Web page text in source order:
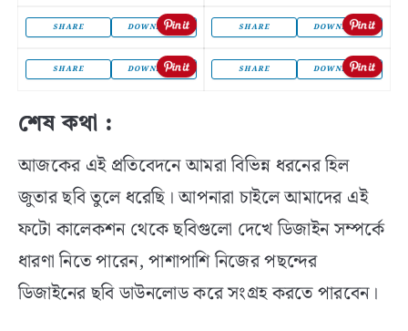
SHARE DOWNLOAD SHARE DOWNLOAD
SHARE DOWNLOAD SHARE DOWNLOAD
শেষ কথা :
আজকের এই প্রতিবেদনে আমরা বিভিন্ন ধরনের হিল
জুতার ছবি তুলে ধরেছি। আপনারা চাইলে আমাদের এই
ফটো কালেকশন থেকে ছবিগুলো দেখে ডিজাইন সম্পর্কে
ধারণা নিতে পারেন, পাশাপাশি নিজের পছন্দের
ডিজাইনের ছবি ডাউনলোড করে সংগ্রহ করতে পারবেন।